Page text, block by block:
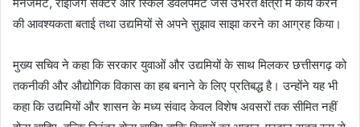
की आवश्यकता बताई तथा उद्यमियों से अपने सुझाव साझा करने का आग्रह किया।
मुख्य सचिव ने कहा कि सरकार युवाओं और उद्यमियों के साथ मिलकर छत्तीसगढ़ को
तकनीकी और औद्योगिक विकास का हब बनाने के लिए प्रतिबद्ध है। उन्होंने यह भी
कहा कि उद्यमियों और शासन के मध्य संवाद केवल विशेष अवसरों तक सीमित नहीं